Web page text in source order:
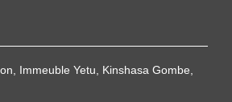
Immeuble Yetu, Kinshasa Gombe,